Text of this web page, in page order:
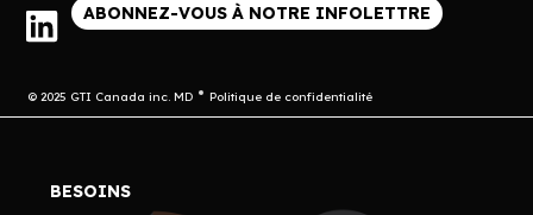
ABONNEZ-VOUS À NOTRE INFOLETTRE
© 2025 GTI Canada inc. MD Politique de confidentialité
BESOINS